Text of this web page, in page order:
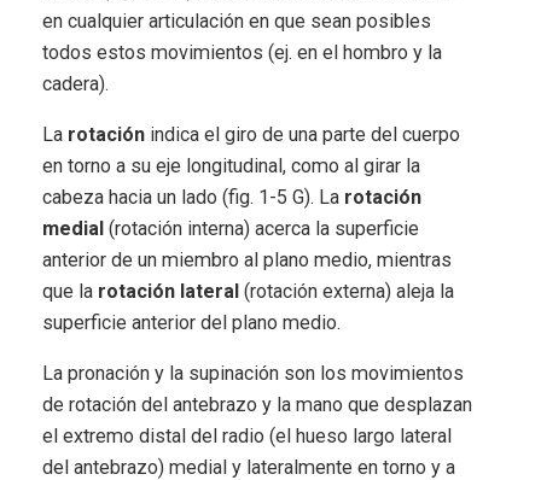
en cualquier articulación en que sean posibles
todos estos movimientos (ej. en el hombro y la
cadera).
La rotación indica el giro de una parte del cuerpo
en torno a su eje longitudinal, como al girar la
cabeza hacia un lado (fig. 1-5 G). La rotación
medial (rotación interna) acerca la superficie
anterior de un miembro al plano medio, mientras
que la rotación lateral (rotación externa) aleja la
superficie anterior del plano medio.
La pronación y la supinación son los movimientos
de rotación del antebrazo y la mano que desplazan
el extremo distal del radio (el hueso largo lateral
del antebrazo) medial y lateralmente en torno y a